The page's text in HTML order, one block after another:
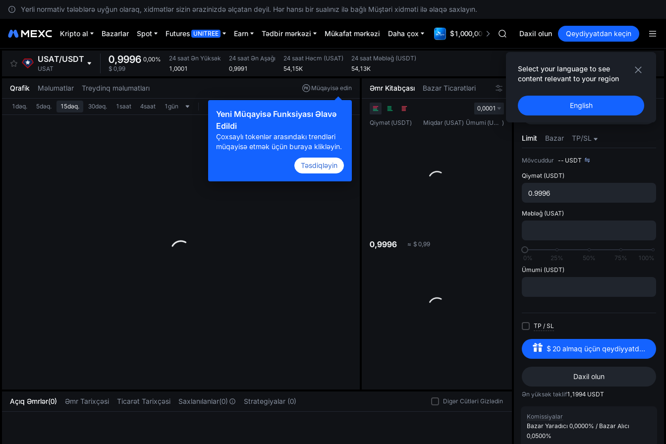
Yerli normativ tələblərə uyğun olaraq, xidmətlər sizin ərazinizdə əlçatan deyil. Hər hansı bir sualınız ilə bağlı Müştəri xidməti ilə əlaqə saxlayın.
Kripto al Bazarlar Spot Futures UNITREE Earn Tədbir mərkəzi Mükafat mərkəzi Daha çox $1,000,000 TradFi GalaUnitree Future Now Live
SPCX
Unitree Future Now Live
Daxil olun Qeydiyyatdan keçin
Select your language to see
content relevant to your region
English
USAT/USDT
USAT
0,9996 0,00%
$ 0,99
24 saat Ən Yüksək
1,0001
24 saat Ən Aşağı
0,9991
24 saat Həcm (USAT)
54,15K
24 saat Məbləğ (USDT)
54,13K
Qrafik Məlumatlar Treydinq məlumatları Müqayisə edin
Yeni Müqayisə Funksiyası Əlavə
Edildi
Çoxsaylı tokenlər arasındakı trendləri
müqayisə etmək üçün buraya klikləyin.
Təsdiqləyin
1dəq. 5dəq. 15dəq. 30dəq. 1saat 4saat 1gün
Əmr Kitabçası Bazar Ticarətləri
0,0001
Qiymət (USDT) Miqdar (USAT) Ümumi ( USDT )
0,9996 ≈ $ 0,99
Alın Satın
Limit Bazar TP/SL
Mövcuddur -- USDT
Qiymət (USDT)
Məbləğ (USAT)
0% 25% 50% 75%
100%
Ümumi (USDT)
TP / SL
$ 20almaq üçün qeydiyyatdan
Daxil olun
Ən yüksək təklif1,1994 USDT
Komissiyalar
Bazar Yaradıcı 0,0000% / Bazar Alıcı
0,0500%
Açıq Əmrlər(0) Əmr Tarixçəsi Ticarət Tarixçəsi Saxlanılanlar(0) Strategiyalar (0) Digər Cütləri Gizlədin